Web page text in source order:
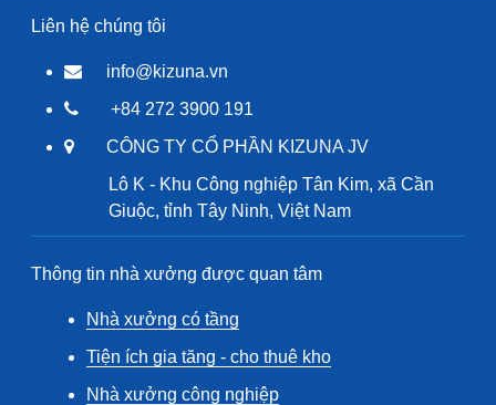
Liên hệ chúng tôi
info@kizuna.vn
+84 272 3900 191
CÔNG TY CỔ PHẦN KIZUNA JV
Lô K - Khu Công nghiệp Tân Kim, xã Cần
Giuộc, tỉnh Tây Ninh, Việt Nam
Thông tin nhà xưởng được quan tâm
Nhà xưởng có tầng
Tiện ích gia tăng - cho thuê kho
Nhà xưởng công nghiệp